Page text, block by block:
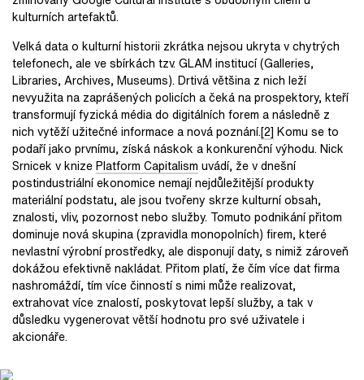
kulturních artefaktů.
Velká data o kulturní historii zkrátka nejsou ukryta v chytrých
telefonech, ale ve sbírkách tzv. GLAM institucí (Galleries,
Libraries, Archives, Museums). Drtivá většina z nich leží
nevyužita na zaprášených policích a čeká na prospektory, kteří
transformují fyzická média do digitálních forem a následně z
nich vytěží užitečné informace a nová poznání.[2] Komu se to
podaří jako prvnímu, získá náskok a konkurenční výhodu. Nick
Srnicek v knizePlatform Capitalism uvádí, že v dnešní
postindustriální ekonomice nemají nejdůležitější produkty
materiální podstatu, ale jsou tvořeny skrze kulturní obsah,
znalosti, vliv, pozornost nebo služby. Tomuto podnikání přitom
dominuje nová skupina (zpravidla monopolních) firem, které
nevlastní výrobní prostředky, ale disponují daty, s nimiž zároveň
dokážou efektivně nakládat. Přitom platí, že čím více dat firma
nashromáždí, tím více činností s nimi může realizovat,
extrahovat více znalostí, poskytovat lepší služby, a tak v
důsledku vygenerovat větší hodnotu pro své uživatele i
akcionáře.